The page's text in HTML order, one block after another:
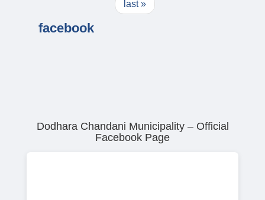
last »
facebook
Dodhara Chandani Municipality – Official
Facebook Page